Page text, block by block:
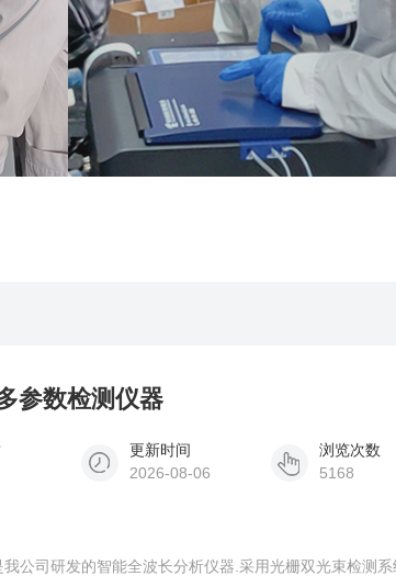
参数检测仪器
更新时间
2026-08-06
浏览次数
5168
公司研发的智能全波长分析仪器.采用光栅双光束检测